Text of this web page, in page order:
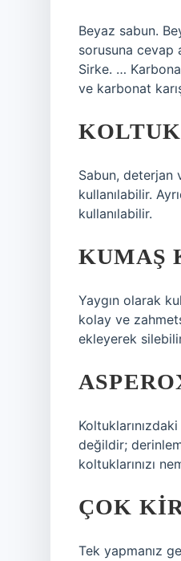
Beyaz sabun.
sorusuna cevap
Sirke. …
ve karbonat
Sabun, deterjan
kullanılabilir.
kullanılabilir.
KUMAŞ
Yaygın olarak
kolay ve
ekleyerek
değildir;
koltuklarınızı
ÇOK
Tek yapmanız